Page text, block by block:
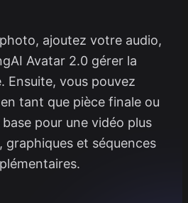
ajoutez votre audio,
Avatar 2.0 gérer la
Ensuite, vous pouvez
tant que pièce finale ou
pour une vidéo plus
graphiques et séquences